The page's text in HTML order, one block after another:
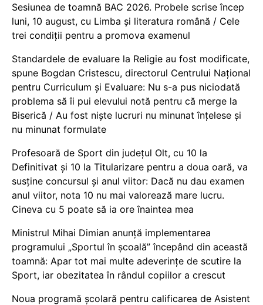
Sesiunea de toamnă BAC 2026. Probele scrise încep
luni, 10 august, cu Limba și literatura română / Cele
trei condiții pentru a promova examenul
Standardele de evaluare la Religie au fost modificate,
spune Bogdan Cristescu, directorul Centrului Național
pentru Curriculum și Evaluare: Nu s-a pus niciodată
problema să îi pui elevului notă pentru că merge la
Biserică / Au fost niște lucruri nu minunat înțelese și
nu minunat formulate
Profesoară de Sport din județul Olt, cu 10 la
Definitivat și 10 la Titularizare pentru a doua oară, va
susține concursul și anul viitor: Dacă nu dau examen
anul viitor, nota 10 nu mai valorează mare lucru.
Cineva cu 5 poate să ia ore înaintea mea
Ministrul Mihai Dimian anunță implementarea
programului „Sportul în școală” începând din această
toamnă: Apar tot mai multe adeverințe de scutire la
Sport, iar obezitatea în rândul copiilor a crescut
Noua programă școlară pentru calificarea de Asistent